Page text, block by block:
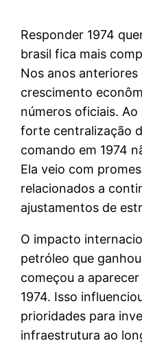
Responder 1974
brasil fica mais
Nos anos
crescimento
números oficiais.
forte centralização
comando em 1974
Ela veio com
relacionados a
ajustamentos de
O impacto
petróleo que
começou a
1974. Isso
prioridades para
infraestrutura ao